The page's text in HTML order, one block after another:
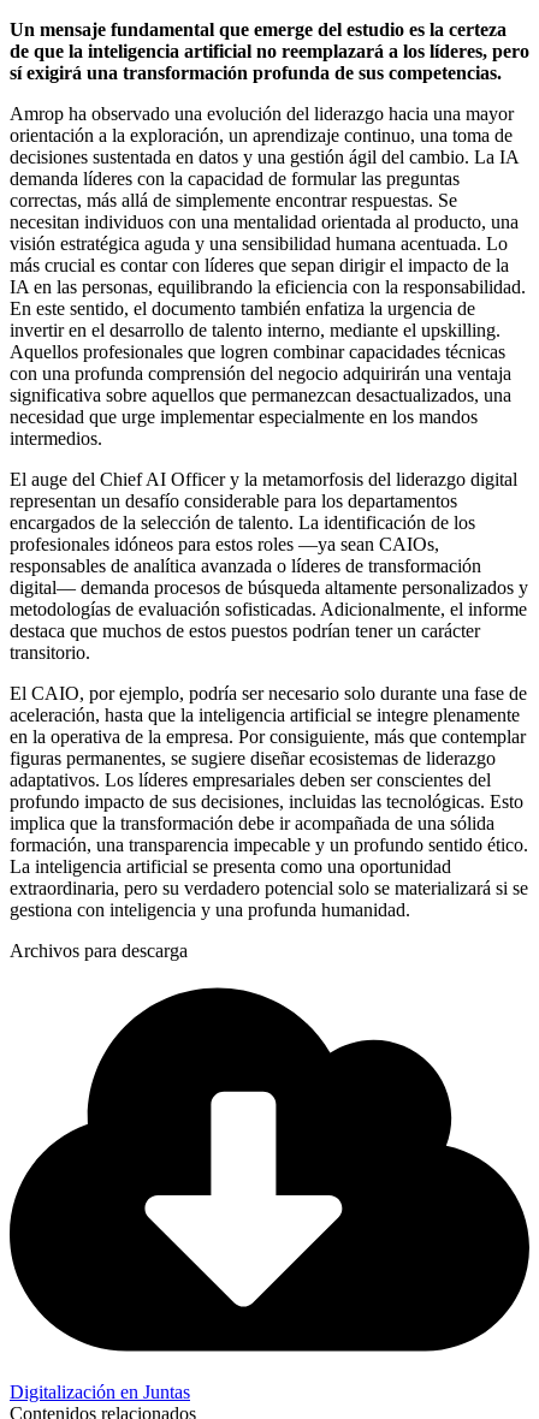
Un mensaje fundamental que emerge del estudio es la certeza
de que la inteligencia artificial no reemplazará a los líderes, pero
sí exigirá una transformación profunda de sus competencias.
Amrop ha observado una evolución del liderazgo hacia una mayor
orientación a la exploración, un aprendizaje continuo, una toma de
decisiones sustentada en datos y una gestión ágil del cambio. La IA
demanda líderes con la capacidad de formular las preguntas
correctas, más allá de simplemente encontrar respuestas. Se
necesitan individuos con una mentalidad orientada al producto, una
visión estratégica aguda y una sensibilidad humana acentuada. Lo
más crucial es contar con líderes que sepan dirigir el impacto de la
IA en las personas, equilibrando la eficiencia con la responsabilidad.
En este sentido, el documento también enfatiza la urgencia de
invertir en el desarrollo de talento interno, mediante el upskilling.
Aquellos profesionales que logren combinar capacidades técnicas
con una profunda comprensión del negocio adquirirán una ventaja
significativa sobre aquellos que permanezcan desactualizados, una
necesidad que urge implementar especialmente en los mandos
intermedios.
El auge del Chief AI Officer y la metamorfosis del liderazgo digital
representan un desafío considerable para los departamentos
encargados de la selección de talento. La identificación de los
profesionales idóneos para estos roles —ya sean CAIOs,
responsables de analítica avanzada o líderes de transformación
digital— demanda procesos de búsqueda altamente personalizados y
metodologías de evaluación sofisticadas. Adicionalmente, el informe
destaca que muchos de estos puestos podrían tener un carácter
transitorio.
El CAIO, por ejemplo, podría ser necesario solo durante una fase de
aceleración, hasta que la inteligencia artificial se integre plenamente
en la operativa de la empresa. Por consiguiente, más que contemplar
figuras permanentes, se sugiere diseñar ecosistemas de liderazgo
adaptativos. Los líderes empresariales deben ser conscientes del
profundo impacto de sus decisiones, incluidas las tecnológicas. Esto
implica que la transformación debe ir acompañada de una sólida
formación, una transparencia impecable y un profundo sentido ético.
La inteligencia artificial se presenta como una oportunidad
extraordinaria, pero su verdadero potencial solo se materializará si se
gestiona con inteligencia y una profunda humanidad.
Archivos para descarga
Digitalización en Juntas
Contenidos relacionados